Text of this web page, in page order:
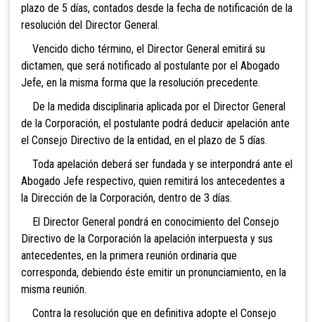
plazo de 5 días, contados desde la fecha de notificación de la
resolución del Director General.
Vencido dicho término, el Director General emitirá su
dictamen, que será notificado al postulante por el Abogado
Jefe, en la misma forma que la resolución precedente.
De la medida disciplinaria aplicada por el Director General
de la Corporación, el postulante podrá deducir apelación ante
el Consejo Directivo de la entidad, en el plazo de 5 días.
Toda apelación deberá ser fundada y se interpondrá ante el
Abogado Jefe respectivo, quien remitirá los antecedentes a
la Dirección de la Corporación, dentro de 3 días.
El Director General pondrá en conocimiento del Consejo
Directivo de la Corporación la apelación interpuesta y sus
antecedentes, en la primera reunión ordinaria que
corresponda, debiendo éste emitir un pronunciamiento, en la
misma reunión.
Contra la resolución que en definitiva adopte el Consejo